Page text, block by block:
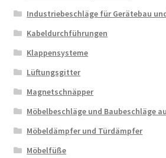
Industriebeschläge für Gerätebau
Kabeldurchführungen
Klappensysteme
Lüftungsgitter
Magnetschnäpper
Möbelbeschläge und Baubeschläge
Möbeldämpfer und Türdämpfer
Möbelfüße